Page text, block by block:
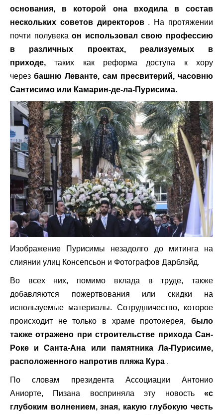
основания, в которой она входила в состав
нескольких советов директоров. На протяжении
почти полувекаон использовал свою профессию
в различных проектах, реализуемых в
приходе, таких как реформа доступа к хору
через башню Леванте, сам пресвитерий, часовню
Сантисимо или Камарин-де-ла-Пурисима.
Изображение Пурисимы незадолго до митинга на
слиянии улиц Консепсьон и Фотографов Дарблэйд.
Во всех них, помимо вклада в труде, также
добавляются пожертвования или скидки на
используемые материалы. Сотрудничество, которое
происходит не только в храме протоиерея, было
также отражено при строительстве прихода Сан-
Роке и Санта-Ана или памятника Ла-Пурисиме,
расположенного напротив пляжа Кура .
По словам президента Ассоциации Антонио
Аниорте, Пизана восприняла эту новость «с
глубоким волнением, зная, какую глубокую честь